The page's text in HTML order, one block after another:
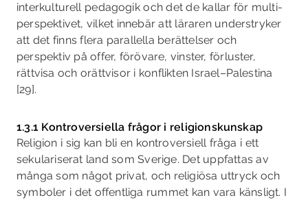
interkulturell pedagogik och det de kallar för multi­
perspektivet, vilket innebär att läraren understryker
att det finns flera parallella berättelser och
perspektiv på offer, förövare, vinster, förluster,
rättvisa och orättvisor i konflikten Israel–Palestina
[29].
1.3.1 Kontroversiella frågor i religionskunskap
Religion i sig kan bli en kontroversiell fråga i ett
sekulariserat land som Sverige. Det uppfattas av
många som något privat, och religiösa uttryck och
symboler i det offentliga rummet kan vara känsligt. I